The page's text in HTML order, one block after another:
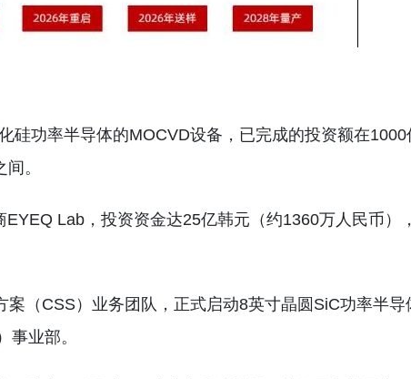
硅功率半导体的MOCVD设备，已完成的投资额在1000
。
Lab，投资资金达25亿韩元（约1360万人民币）
（CSS）业务团队，正式启动8英寸晶圆SiC功率半导
业部。